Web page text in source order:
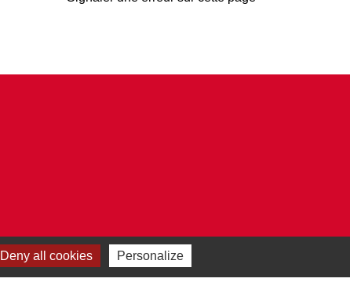
Deny all cookies Personalize